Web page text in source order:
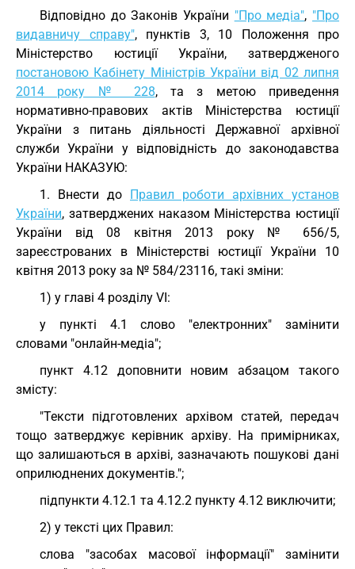
Відповідно до Законів України "Про медіа", "Про
видавничу справу", пунктів 3, 10 Положення про
Міністерство юстиції України, затвердженого
постановою Кабінету Міністрів України від 02 липня
2014 року № 228, та з метою приведення
нормативно-правових актів Міністерства юстиції
України з питань діяльності Державної архівної
служби України у відповідність до законодавства
України НАКАЗУЮ:
1. Внести до Правил роботи архівних установ
України, затверджених наказом Міністерства юстиції
України від 08 квітня 2013 року № 656/5,
зареєстрованих в Міністерстві юстиції України 10
квітня 2013 року за № 584/23116, такі зміни:
1) у главі 4 розділу VI:
у пункті 4.1 слово "електронних" замінити
словами "онлайн-медіа";
пункт 4.12 доповнити новим абзацом такого
змісту:
"Тексти підготовлених архівом статей, передач
тощо затверджує керівник архіву. На примірниках,
що залишаються в архіві, зазначають пошукові дані
оприлюднених документів.";
підпункти 4.12.1 та 4.12.2 пункту 4.12 виключити;
2) у тексті цих Правил:
слова "засобах масової інформації" замінити